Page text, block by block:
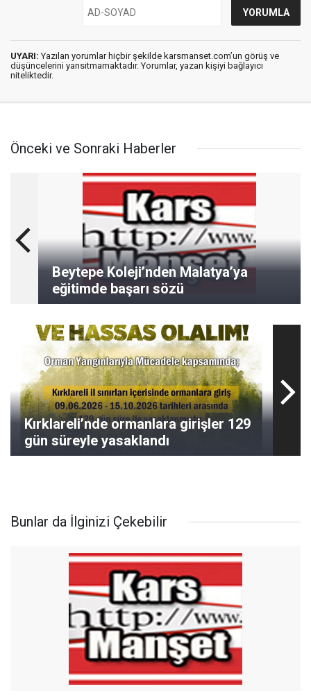
UYARI: Yazılan yorumlar hiçbir şekilde karsmanset.com’un görüş ve
düşüncelerini yansıtmamaktadır. Yorumlar, yazan kişiyi bağlayıcı
niteliktedir.
Önceki ve Sonraki Haberler
Beytepe Koleji’nden Malatya’ya
eğitimde başarı sözü
Kırklareli’nde ormanlara girişler 129
gün süreyle yasaklandı
Bunlar da İlginizi Çekebilir